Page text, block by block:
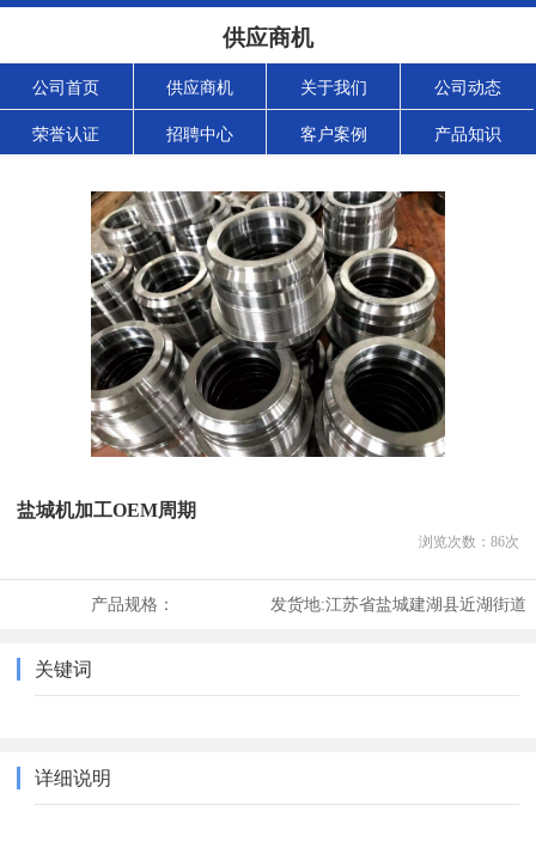
供应商机
公司首页 供应商机 关于我们 公司动态
荣誉认证 招聘中心 客户案例 产品知识
盐城机加工OEM周期
浏览次数： 86次
产品规格： 发货地:江苏省盐城建湖县近湖街道
关键词
详细说明